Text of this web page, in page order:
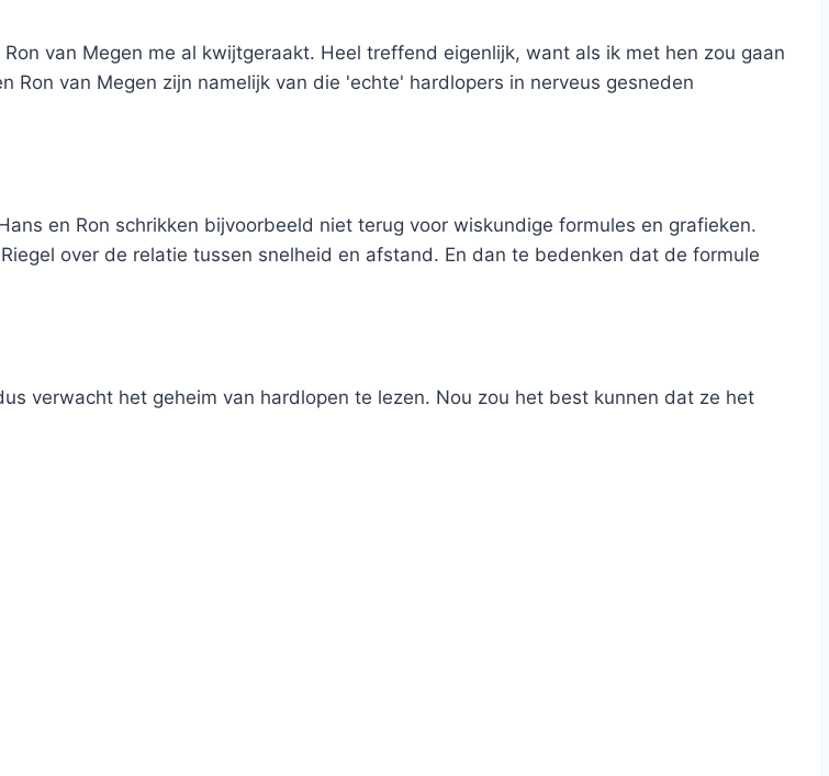
van Megen me al kwijtgeraakt. Heel treffend eigenlijk, want als ik met hen zou gaan
Ron van Megen zijn namelijk van die 'echte' hardlopers in nerveus gesneden
en Ron schrikken bijvoorbeeld niet terug voor wiskundige formules en grafieken.
over de relatie tussen snelheid en afstand. En dan te bedenken dat de formule
verwacht het geheim van hardlopen te lezen. Nou zou het best kunnen dat ze het